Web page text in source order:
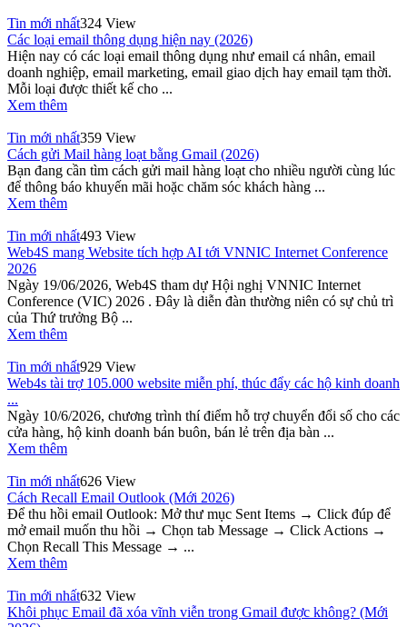
Tin mới nhất324 View
Các loại email thông dụng hiện nay (2026)
Hiện nay có các loại email thông dụng như email cá nhân, email
doanh nghiệp, email marketing, email giao dịch hay email tạm thời.
Mỗi loại được thiết kế cho ...
Xem thêm
Tin mới nhất359 View
Cách gửi Mail hàng loạt bằng Gmail (2026)
Bạn đang cần tìm cách gửi mail hàng loạt cho nhiều người cùng lúc
để thông báo khuyến mãi hoặc chăm sóc khách hàng ...
Xem thêm
Tin mới nhất493 View
Web4S mang Website tích hợp AI tới VNNIC Internet Conference
2026
Ngày 19/06/2026, Web4S tham dự Hội nghị VNNIC Internet
Conference (VIC) 2026 . Đây là diễn đàn thường niên có sự chủ trì
của Thứ trưởng Bộ ...
Xem thêm
Tin mới nhất929 View
Web4s tài trợ 105.000 website miễn phí, thúc đẩy các hộ kinh doanh
...
Ngày 10/6/2026, chương trình thí điểm hỗ trợ chuyển đổi số cho các
cửa hàng, hộ kinh doanh bán buôn, bán lẻ trên địa bàn ...
Xem thêm
Tin mới nhất626 View
Cách Recall Email Outlook (Mới 2026)
Để thu hồi email Outlook: Mở thư mục Sent Items → Click đúp để
mở email muốn thu hồi → Chọn tab Message → Click Actions →
Chọn Recall This Message → ...
Xem thêm
Tin mới nhất632 View
Khôi phục Email đã xóa vĩnh viễn trong Gmail được không? (Mới